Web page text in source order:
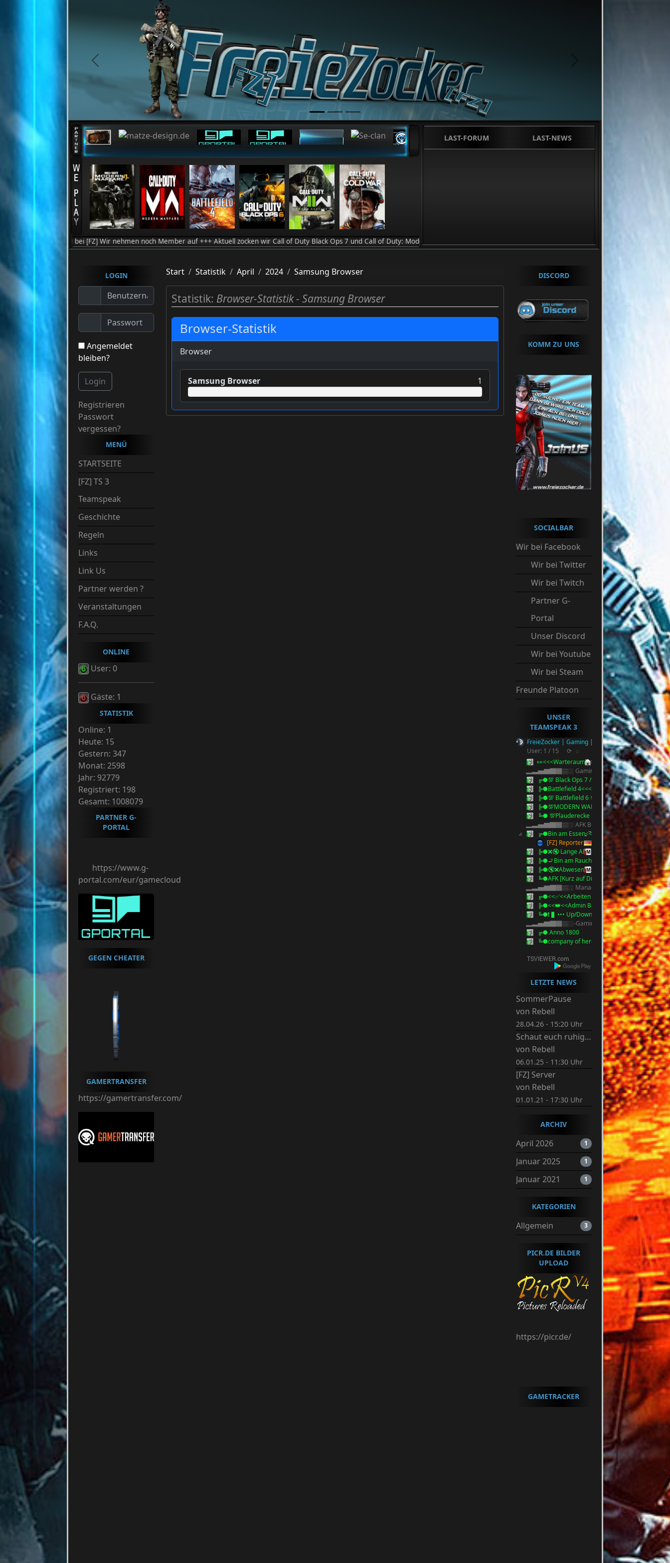
previous
LAST-FORUM LAST-NEWS
Willkommen bei [FZ] Wir nehmen noch Member auf +++ Aktuell zocken wir Call of Duty Black Ops 7 und Call of Duty: Modern Warfare 4 / .+++ Um Beizutretten klicke »
LOGIN
Angemeldet
bleiben?
Login
Registrieren
Passwort
vergessen?
MENÜ
STARTSEITE
[FZ] TS 3
Teamspeak
Geschichte
Regeln
Links
Link Us
Partner werden ?
Veranstaltungen
F.A.Q.
ONLINE
User: 0
Gäste: 1
STATISTIK
Online: 1
Heute: 15
Gestern: 347
Monat: 2598
Jahr: 92779
Registriert: 198
Gesamt: 1008079
PARTNER G-
PORTAL
https://www.g-
portal.com/eur/gamecloud
GEGEN CHEATER
GAMERTRANSFER
https://gamertransfer.com/
Start Statistik April 2024 Samsung Browser
Statistik: Browser-Statistik - Samsung Browser
Browser-Statistik
Browser
Samsung Browser 1
DISCORD
KOMM ZU UNS
SOCIALBAR
Wir bei Facebook
Wir bei Twitter
Wir bei Twitch
Partner G-
Portal
Unser Discord
Wir bei Youtube
Wir bei Steam
Freunde Platoon
UNSER
TEAMSPEAK 3
FreieZocker | Gaming | Reserve Ts3
User: 1 / 15
⟳ ◌
👀<<<Warteraum<<<👀
▂▃▅▇█▓▒░ Gaming ░▒▓█▇▅▃▂
╔●💯 Black Ops 7 / 2025 💯<<<
╠●Battlefield 4<<<
╠●💯 Battlefield 6 💯 <<<
╠●💯MODERN WARFARE 4 💯<<<
╚● 💯Plauderecke 💯<<<
▂▃▅▇█▓▒░ AFK Bereich ░▒▓█▇▅▃▂
╔●Bin am Essen<<<
[FZ] Reporter
╠●❌🔇 Lange AFK<<<🔇❌
╠●🚬Bin am Rauchen 5 Minuten🚬<<<
╠●🔇❌Abwesend bitte Anschreiben !!<<<🔇❌
╚●AFK [Kurz auf Discord][Anstupsen]
▂▃▅▇█▓▒░ Management ░▒▓█▇▅▃▂
╔●<<✅<<Arbeiten Homepage / Server>>>✅
╠●<<👑<<Admin Besprechung>>>👑
╚●❗ ▌••• Up/Download Bereich •••▌❗
▂▃▅▇█▓▒░-Gaming-░▒▓█▇▅▃▂
╔● Anno 1800
╚●company of heroes
LETZTE NEWS
SommerPause
von Rebell
28.04.26 - 15:20 Uhr
Schaut euch ruhig um.
von Rebell
06.01.25 - 11:30 Uhr
[FZ] Server
von Rebell
01.01.21 - 17:30 Uhr
ARCHIV
April 2026 1
Januar 2025 1
Januar 2021 1
KATEGORIEN
Allgemein 3
PICR.DE BILDER
UPLOAD
https://picr.de/
GAMETRACKER